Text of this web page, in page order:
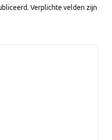
Verplichte velden zijn